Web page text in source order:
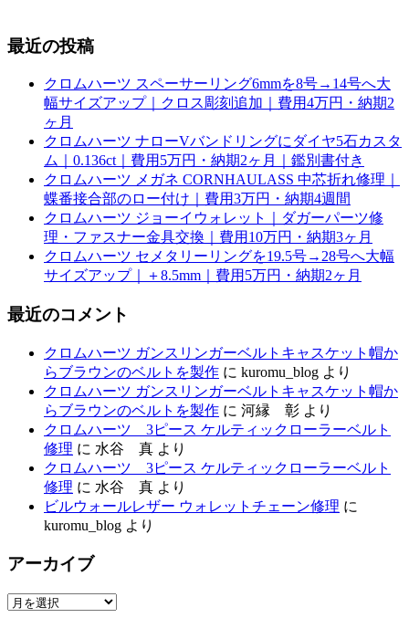
最近の投稿
クロムハーツ スペーサーリング6mmを8号→14号へ大
幅サイズアップ｜クロス彫刻追加｜費用4万円・納期2
ヶ月
クロムハーツ ナローVバンドリングにダイヤ5石カスタ
ム｜0.136ct｜費用5万円・納期2ヶ月｜鑑別書付き
クロムハーツ メガネ CORNHAULASS 中芯折れ修理｜
蝶番接合部のロー付け｜費用3万円・納期4週間
クロムハーツ ジョーイウォレット｜ダガーパーツ修
理・ファスナー金具交換｜費用10万円・納期3ヶ月
クロムハーツ セメタリーリングを19.5号→28号へ大幅
サイズアップ｜＋8.5mm｜費用5万円・納期2ヶ月
最近のコメント
クロムハーツ ガンスリンガーベルトキャスケット帽か
らブラウンのベルトを製作 に kuromu_blog より
クロムハーツ ガンスリンガーベルトキャスケット帽か
らブラウンのベルトを製作 に 河縁 彰 より
クロムハーツ 3ピース ケルティックローラーベルト
修理 に 水谷 真 より
クロムハーツ 3ピース ケルティックローラーベルト
修理 に 水谷 真 より
ビルウォールレザー ウォレットチェーン修理 に
kuromu_blog より
アーカイブ
ア